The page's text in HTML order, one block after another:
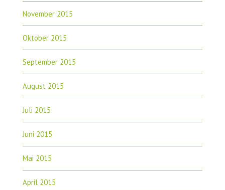
November 2015
Oktober 2015
September 2015
August 2015
Juli 2015
Juni 2015
Mai 2015
April 2015